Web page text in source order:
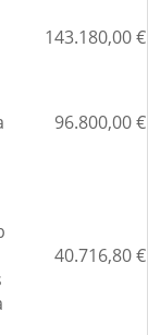
143.180,00 €
96.800,00 €
40.716,80 €